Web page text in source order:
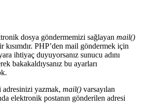
dosya göndermemizi sağlayan mail()
kısımdır. PHP’den mail göndermek için
ihtiyaç duyuyorsanız sunucu adını
bakakaldıysanız bu ayarları
adresinizi yazmak, mail() varsayılan
elektronik postanın gönderilen adresi